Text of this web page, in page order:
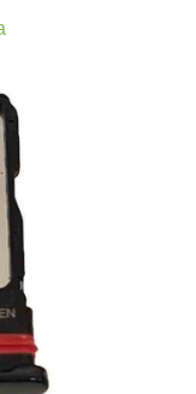
hviezdičiek.